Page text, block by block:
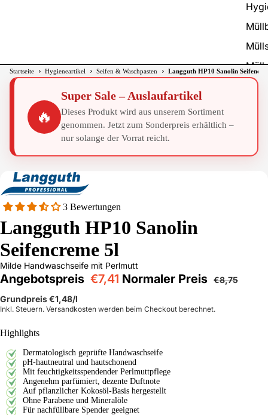
Startseite › Hygieneartikel › Seifen & Waschpasten › Langguth HP10 Sanolin
🔥
Super Sale – Auslaufartikel
Dieses Produkt wird aus unserem Sortiment
genommen. Jetzt zum Sonderpreis erhältlich –
nur solange der Vorrat reicht.
3 Bewertungen
Langguth HP10 Sanolin
Seifencreme 5l
Milde Handwaschseife mit Perlmutt
Angebotspreis €7,41 Normaler Preis €8,75
Grundpreis€1,48/l
Inkl. Steuern. Versandkosten werden beim Checkout berechnet.
Highlights
Dermatologisch geprüfte Handwaschseife
pH-hautneutral und hautschonend
Mit feuchtigkeitsspendender Perlmuttpflege
Angenehm parfümiert, dezente Duftnote
Auf pflanzlicher Kokosöl-Basis hergestellt
Ohne Parabene und Mineralöle
Für nachfüllbare Spender geeignet